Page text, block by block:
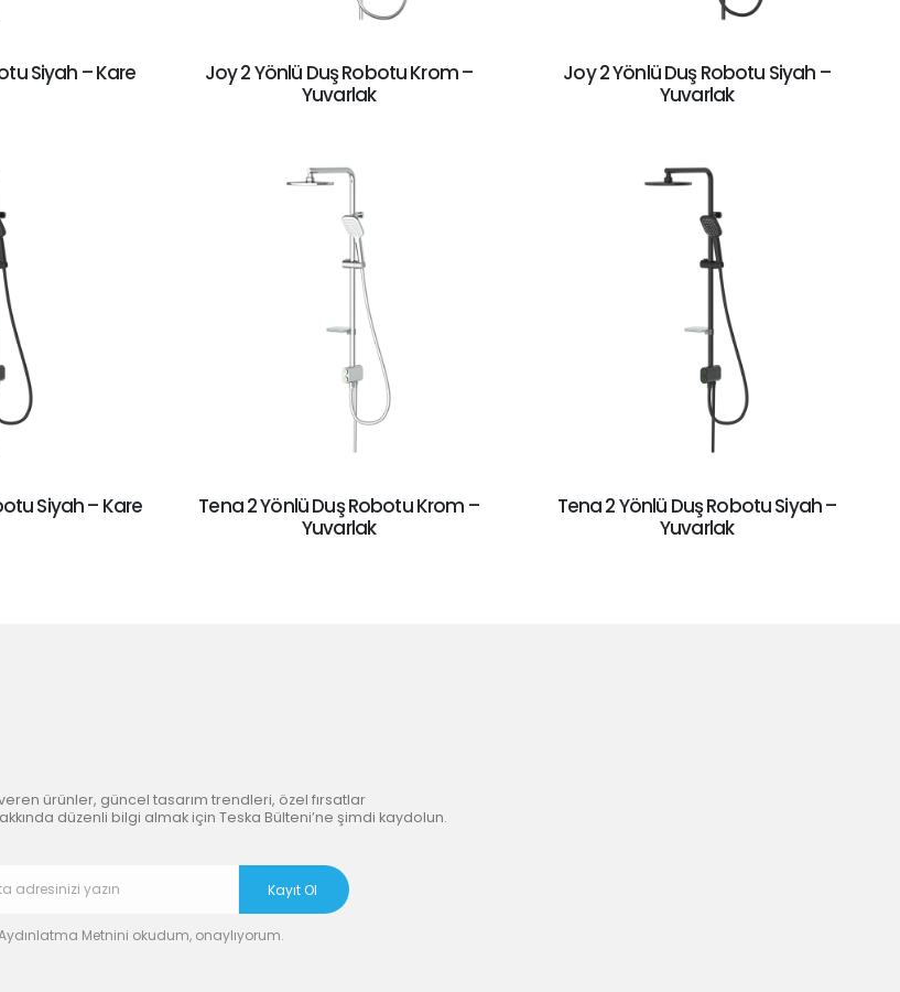
Siyah – Kare
Joy 2 Yönlü Duş Robotu Krom –
Yuvarlak
Joy 2 Yönlü Duş Robotu Siyah –
Yuvarlak
Siyah – Kare
Tena 2 Yönlü Duş Robotu Krom –
Yuvarlak
Tena 2 Yönlü Duş Robotu Siyah –
Yuvarlak
ürünler, güncel tasarım trendleri, özel fırsatlar
düzenli bilgi almak için Teska Bülteni’ne şimdi kaydolun.
Aydınlatma Metnini okudum, onaylıyorum.